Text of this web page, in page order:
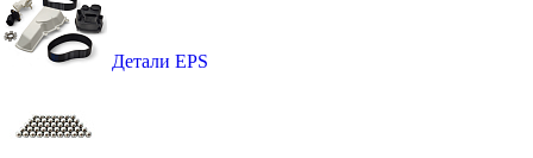
Детали EPS